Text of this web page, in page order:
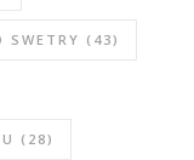
SWETRY (43)
(28)